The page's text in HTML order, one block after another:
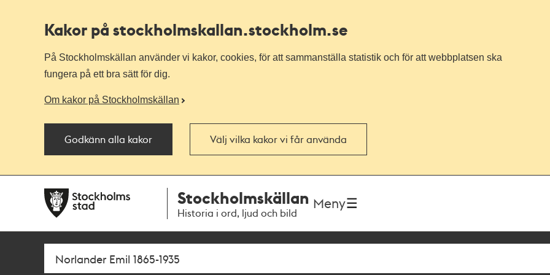
Kakor på stockholmskallan.stockholm.se
På Stockholmskällan använder vi kakor, cookies, för att sammanställa statistik och för att webbplatsen ska
fungera på ett bra sätt för dig.
Om kakor på Stockholmskällan
Godkänn alla kakor Välj vilka kakor vi får använda
navigationen
huvudinnehållet
Stockholmskällan
Historia i ord, ljud och bild
Meny
Sök